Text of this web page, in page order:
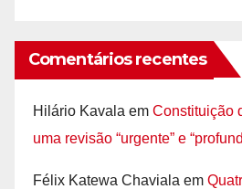
Comentários recentes
Hilário Kavala em Constituição
uma revisão “urgente” e
Félix Katewa Chaviala em